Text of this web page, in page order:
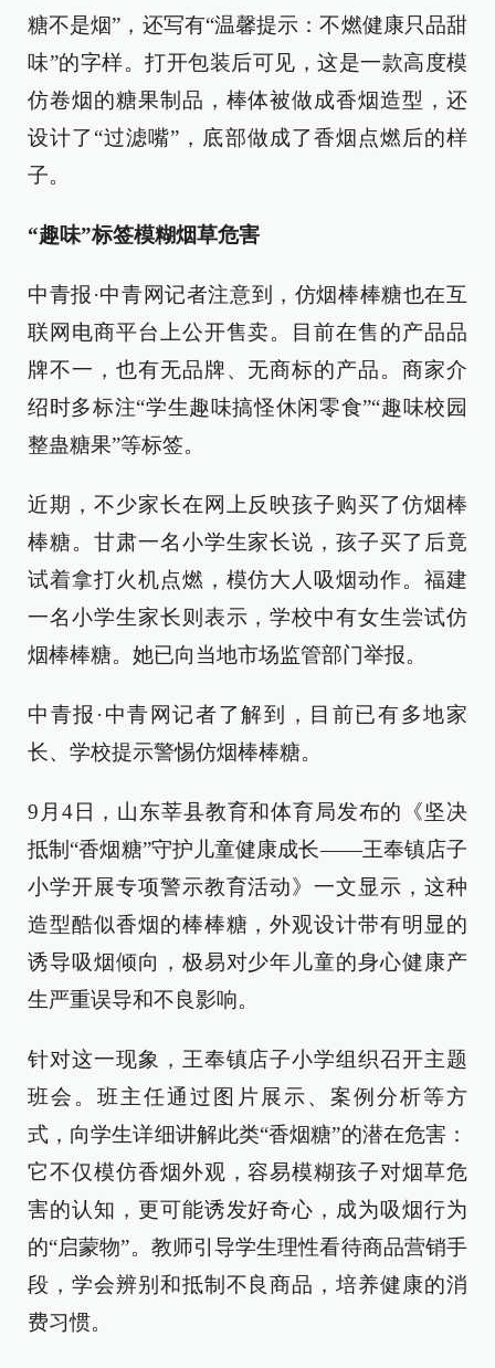
糖不是烟”，还写有“温馨提示：不燃健康只品甜
味”的字样。打开包装后可见，这是一款高度模
仿卷烟的糖果制品，棒体被做成香烟造型，还
设计了“过滤嘴”，底部做成了香烟点燃后的样
子。
“趣味”标签模糊烟草危害
中青报·中青网记者注意到，仿烟棒棒糖也在互
联网电商平台上公开售卖。目前在售的产品品
牌不一，也有无品牌、无商标的产品。商家介
绍时多标注“学生趣味搞怪休闲零食”“趣味校园
整蛊糖果”等标签。
近期，不少家长在网上反映孩子购买了仿烟棒
棒糖。甘肃一名小学生家长说，孩子买了后竟
试着拿打火机点燃，模仿大人吸烟动作。福建
一名小学生家长则表示，学校中有女生尝试仿
烟棒棒糖。她已向当地市场监管部门举报。
中青报·中青网记者了解到，目前已有多地家
长、学校提示警惕仿烟棒棒糖。
9月4日，山东莘县教育和体育局发布的《坚决
抵制“香烟糖”守护儿童健康成长——王奉镇店子
小学开展专项警示教育活动》一文显示，这种
造型酷似香烟的棒棒糖，外观设计带有明显的
诱导吸烟倾向，极易对少年儿童的身心健康产
生严重误导和不良影响。
针对这一现象，王奉镇店子小学组织召开主题
班会。班主任通过图片展示、案例分析等方
式，向学生详细讲解此类“香烟糖”的潜在危害：
它不仅模仿香烟外观，容易模糊孩子对烟草危
害的认知，更可能诱发好奇心，成为吸烟行为
的“启蒙物”。教师引导学生理性看待商品营销手
段，学会辨别和抵制不良商品，培养健康的消
费习惯。